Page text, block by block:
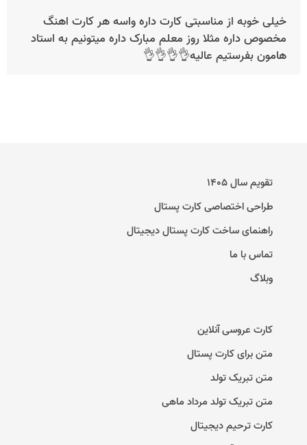
خیلی خوبه از مناسبتی کارت داره واسه هر کارت اهنگ
مخصوص داره مثلا روز معلم مبارک داره میتونیم به استاد
هامون بفرستیم عالیه👌👌👌👌
تقویم سال ۱۴۰۵
طراحی اختصاصی کارت پستال
راهنمای ساخت کارت پستال دیجیتال
تماس با ما
وبلاگ
کارت عروسی آنلاین
متن برای کارت پستال
متن تبریک تولد
متن تبریک تولد مرداد ماهی
کارت ترحیم دیجیتال